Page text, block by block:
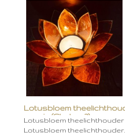
Lotusbloem
oranje (Chakra 2)
Lotusbloem theelichthouder
Lotusbloem theelichthouder…